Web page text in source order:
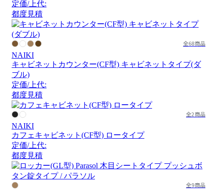
定価/上代:
都度見積
全68商品
NAIKI
キャビネットカウンター(CF型) キャビネットタイプ(ダ
ブル)
定価/上代:
都度見積
全2商品
NAIKI
カフェキャビネット(CF型) ロータイプ
定価/上代:
都度見積
全9商品